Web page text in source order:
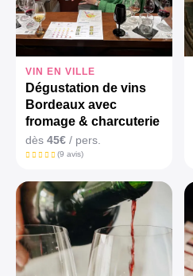
VIN EN VILLE
Dégustation de vins
Bordeaux avec
fromage & charcuterie
dès 45€ / pers.
(9 avis)